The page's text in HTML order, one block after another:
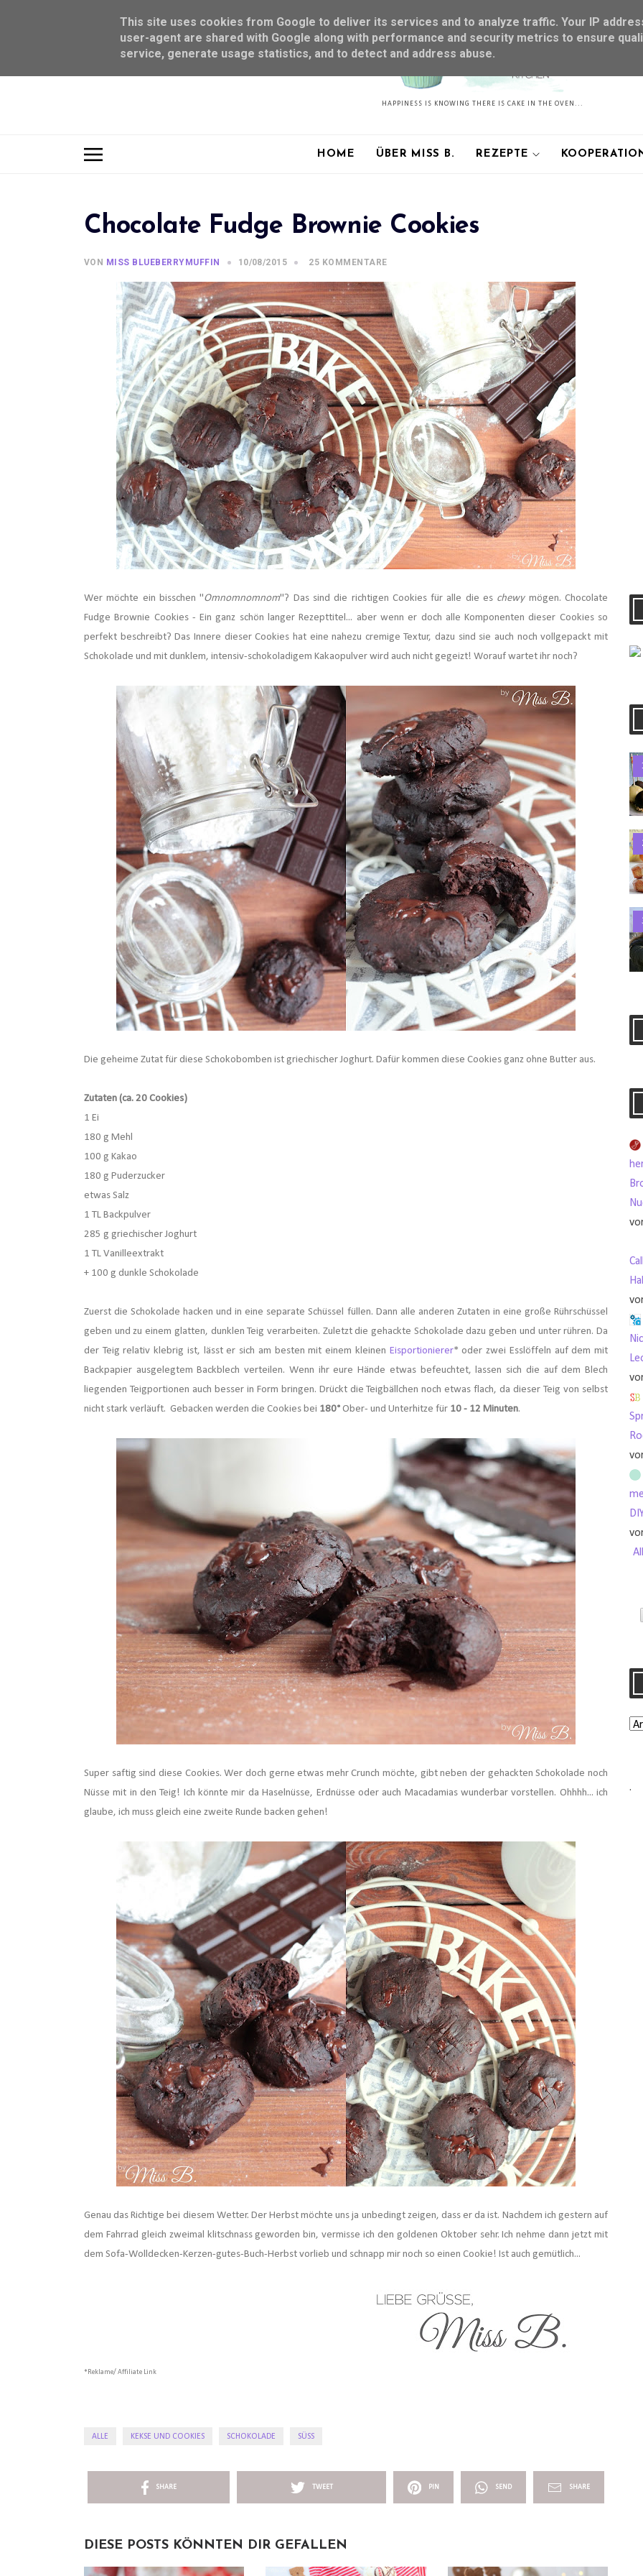
HAPPINESS IS KNOWING THERE IS CAKE IN THE OVEN...
HOME ÜBER MISS B. REZEPTE
Chocolate Fudge Brownie Cookies
VON MISS BLUEBERRYMUFFIN 10/08/2015 25 KOMMENTARE
Wer möchte ein bisschen "Omnomnomnom"? Das sind die richtigen Cookies für alle die es chewy mögen. Chocolate
Fudge Brownie Cookies - Ein ganz schön langer Rezepttitel... aber wenn er doch alle Komponenten dieser Cookies so
perfekt beschreibt? Das Innere dieser Cookies hat eine nahezu cremige Textur, dazu sind sie auch noch vollgepackt mit
Schokolade und mit dunklem, intensiv-schokoladigem Kakaopulver wird auch nicht gegeizt! Worauf wartet ihr noch?
Die geheime Zutat für diese Schokobomben ist griechischer Joghurt. Dafür kommen diese Cookies ganz ohne Butter aus.
Zutaten (ca. 20 Cookies)
1 Ei
180 g Mehl
100 g Kakao
180 g Puderzucker
etwas Salz
1 TL Backpulver
285 g griechischer Joghurt
1 TL Vanilleextrakt
+ 100 g dunkle Schokolade
Zuerst die Schokolade hacken und in eine separate Schüssel füllen. Dann alle anderen Zutaten in eine große Rührschüssel
geben und zu einem glatten, dunklen Teig verarbeiten. Zuletzt die gehackte Schokolade dazu geben und unter rühren. Da
der Teig relativ klebrig ist, lässt er sich am besten mit einem kleinen Eisportionierer* oder zwei Esslöffeln auf dem mit
Backpapier ausgelegtem Backblech verteilen. Wenn ihr eure Hände etwas befeuchtet, lassen sich die auf dem Blech
liegenden Teigportionen auch besser in Form bringen. Drückt die Teigbällchen noch etwas flach, da dieser Teig von selbst
nicht stark verläuft. Gebacken werden die Cookies bei 180° Ober- und Unterhitze für 10 - 12 Minuten.
Super saftig sind diese Cookies. Wer doch gerne etwas mehr Crunch möchte, gibt neben der gehackten Schokolade noch
Nüsse mit in den Teig! Ich könnte mir da Haselnüsse, Erdnüsse oder auch Macadamias wunderbar vorstellen. Ohhhh... ich
glaube, ich muss gleich eine zweite Runde backen gehen!
Genau das Richtige bei diesem Wetter. Der Herbst möchte uns ja unbedingt zeigen, dass er da ist. Nachdem ich gestern auf
dem Fahrrad gleich zweimal klitschnass geworden bin, vermisse ich den goldenen Oktober sehr. Ich nehme dann jetzt mit
dem Sofa-Wolldecken-Kerzen-gutes-Buch-Herbst vorlieb und schnapp mir noch so einen Cookie! Ist auch gemütlich...
*Reklame/ Affiliate Link
ALLE KEKSE UND COOKIES SCHOKOLADE SÜSS
SHARE TWEET PIN SEND SHARE
DIESE POSTS KÖNNTEN DIR GEFALLEN
.
This site uses cookies from Google to deliver its services and to analyze traffic. Your IP
user-agent are shared with Google along with performance and security metrics to ensure
service, generate usage statistics, and to detect and address abuse.